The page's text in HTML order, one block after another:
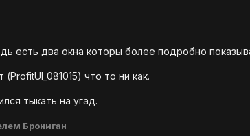
есть два окна которы более подробно
что то ни как.
тыкать на угад.
Брониган